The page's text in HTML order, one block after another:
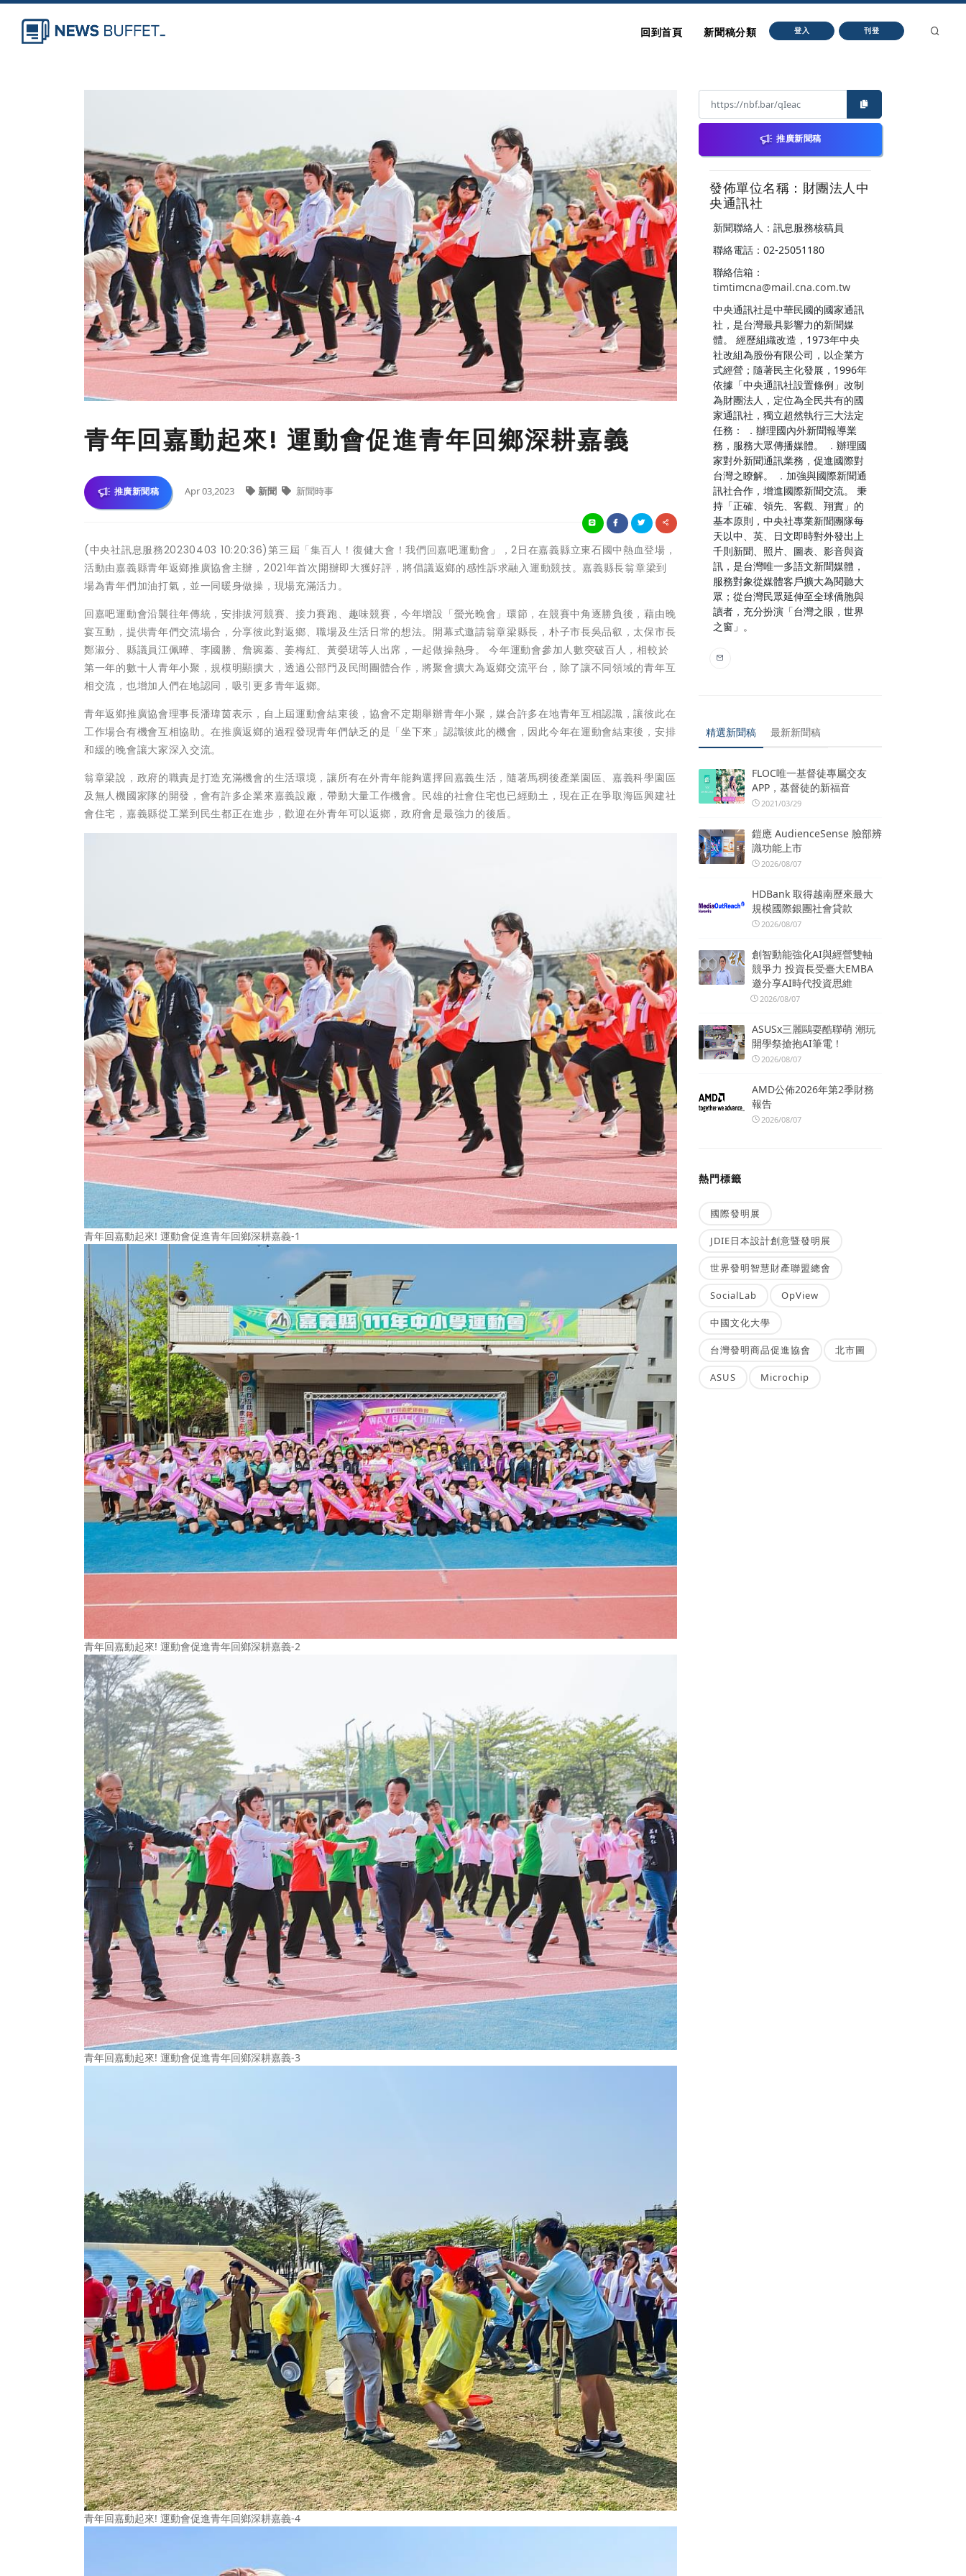
回到首頁 新聞稿分類 登入 刊登
青年回嘉動起來! 運動會促進青年回鄉深耕嘉義
推廣新聞稿 Apr 03,2023 新聞 新聞時事
(中央社訊息服務20230403 10:20:36)第三屆「集百人！復健大會！我們回嘉吧運動會」，2日在嘉義縣立東石國中熱血登場，
活動由嘉義縣青年返鄉推廣協會主辦，2021年首次開辦即大獲好評，將倡議返鄉的感性訴求融入運動競技。嘉義縣長翁章梁到
場為青年們加油打氣，並一同暖身做操，現場充滿活力。
回嘉吧運動會沿襲往年傳統，安排拔河競賽、接力賽跑、趣味競賽，今年增設「螢光晚會」環節，在競賽中角逐勝負後，藉由晚
宴互動，提供青年們交流場合，分享彼此對返鄉、職場及生活日常的想法。開幕式邀請翁章梁縣長，朴子市長吳品叡，太保市長
鄭淑分、縣議員江佩曄、李國勝、詹琬蓁、姜梅紅、黃嫈珺等人出席，一起做操熱身。 今年運動會參加人數突破百人，相較於
第一年的數十人青年小聚，規模明顯擴大，透過公部門及民間團體合作，將聚會擴大為返鄉交流平台，除了讓不同領域的青年互
相交流，也增加人們在地認同，吸引更多青年返鄉。
青年返鄉推廣協會理事長潘瑋茵表示，自上屆運動會結束後，協會不定期舉辦青年小聚，媒合許多在地青年互相認識，讓彼此在
工作場合有機會互相協助。在推廣返鄉的過程發現青年們缺乏的是「坐下來」認識彼此的機會，因此今年在運動會結束後，安排
和緩的晚會讓大家深入交流。
翁章梁說，政府的職責是打造充滿機會的生活環境，讓所有在外青年能夠選擇回嘉義生活，隨著馬稠後產業園區、嘉義科學園區
及無人機國家隊的開發，會有許多企業來嘉義設廠，帶動大量工作機會。民雄的社會住宅也已經動土，現在正在爭取海區興建社
會住宅，嘉義縣從工業到民生都正在進步，歡迎在外青年可以返鄉，政府會是最強力的後盾。
青年回嘉動起來! 運動會促進青年回鄉深耕嘉義-1
青年回嘉動起來! 運動會促進青年回鄉深耕嘉義-2
青年回嘉動起來! 運動會促進青年回鄉深耕嘉義-3
青年回嘉動起來! 運動會促進青年回鄉深耕嘉義-4
推廣新聞稿
發佈單位名稱：財團法人中
央通訊社
新聞聯絡人：訊息服務核稿員
聯絡電話：02-25051180
聯絡信箱：
timtimcna@mail.cna.com.tw
中央通訊社是中華民國的國家通訊
社，是台灣最具影響力的新聞媒
體。 經歷組織改造，1973年中央
社改組為股份有限公司，以企業方
式經營；隨著民主化發展，1996年
依據「中央通訊社設置條例」改制
為財團法人，定位為全民共有的國
家通訊社，獨立超然執行三大法定
任務： ．辦理國內外新聞報導業
務，服務大眾傳播媒體。 ．辦理國
家對外新聞通訊業務，促進國際對
台灣之瞭解。 ．加強與國際新聞通
訊社合作，增進國際新聞交流。 秉
持「正確、領先、客觀、翔實」的
基本原則，中央社專業新聞團隊每
天以中、英、日文即時對外發出上
千則新聞、照片、圖表、影音與資
訊，是台灣唯一多語文新聞媒體，
服務對象從媒體客戶擴大為閱聽大
眾；從台灣民眾延伸至全球僑胞與
讀者，充分扮演「台灣之眼，世界
之窗」。
精選新聞稿 最新新聞稿
FLOC唯一基督徒專屬交友
APP，基督徒的新福音
2021/03/29
鎧應 AudienceSense 臉部辨
識功能上市
2026/08/07
HDBank 取得越南歷來最大
規模國際銀團社會貸款
2026/08/07
創智動能強化AI與經營雙軸
競爭力 投資長受臺大EMBA
邀分享AI時代投資思維
2026/08/07
ASUSx三麗鷗耍酷聯萌 潮玩
開學祭搶抱AI筆電！
2026/08/07
AMD公佈2026年第2季財務
報告
2026/08/07
熱門標籤
國際發明展
JDIE日本設計創意暨發明展
世界發明智慧財產聯盟總會
SocialLab OpView
中國文化大學
台灣發明商品促進協會 北市圖
ASUS Microchip